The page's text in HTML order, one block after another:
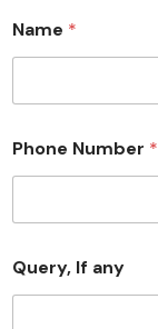
Name *
*
N
m
e
r
Phone Number *
Query, If any